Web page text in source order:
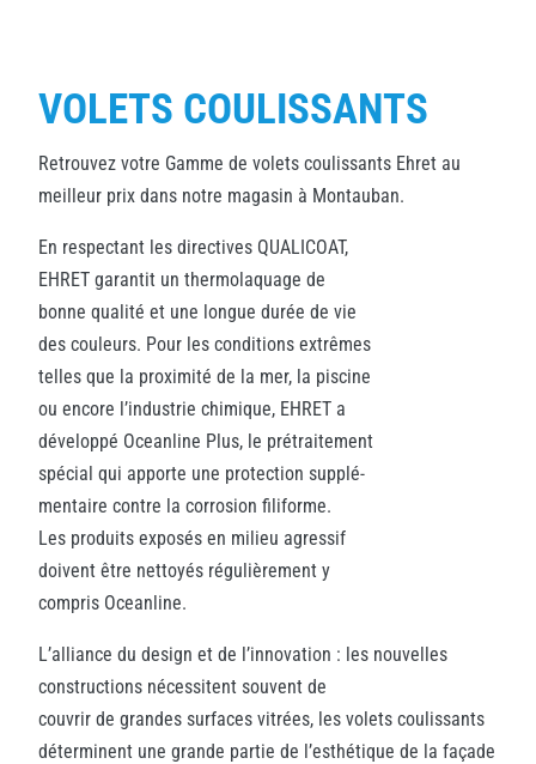
VOLETS COULISSANTS
Retrouvez votre Gamme de volets coulissants Ehret au
meilleur prix dans notre magasin à Montauban.
En respectant les directives QUALICOAT,
EHRET garantit un thermolaquage de
bonne qualité et une longue durée de vie
des couleurs. Pour les conditions extrêmes
telles que la proximité de la mer, la piscine
ou encore l’industrie chimique, EHRET a
développé Oceanline Plus, le prétraitement
spécial qui apporte une protection supplé-
mentaire contre la corrosion filiforme.
Les produits exposés en milieu agressif
doivent être nettoyés régulièrement y
compris Oceanline.
L’alliance du design et de l’innovation : les nouvelles
constructions nécessitent souvent de
couvrir de grandes surfaces vitrées, les volets coulissants
déterminent une grande partie de l’esthétique de la façade